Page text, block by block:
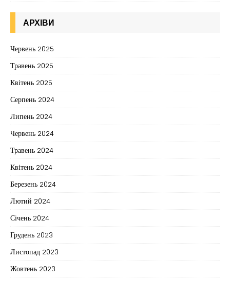
АРХІВИ
Червень 2025
Травень 2025
Квітень 2025
Серпень 2024
Липень 2024
Червень 2024
Травень 2024
Квітень 2024
Березень 2024
Лютий 2024
Січень 2024
Грудень 2023
Листопад 2023
Жовтень 2023